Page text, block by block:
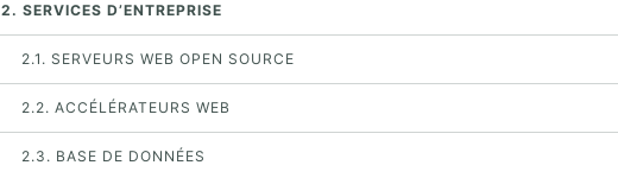
2. SERVICES D’ENTREPRISE
2.1. SERVEURS WEB OPEN SOURCE
2.2. ACCÉLÉRATEURS WEB
2.3. BASE DE DONNÉES